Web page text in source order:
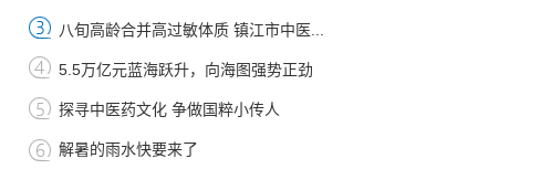
八旬高龄合并高过敏体质 镇江市中医...
5.5万亿元蓝海跃升，向海图强势正劲
探寻中医药文化 争做国粹小传人
解暑的雨水快要来了